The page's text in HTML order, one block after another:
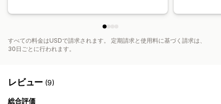
すべての料金はUSDで請求されます。 定期請求と使用料に基づく請求は、
30日ごとに行われます。
レビュー (9)
総合評価